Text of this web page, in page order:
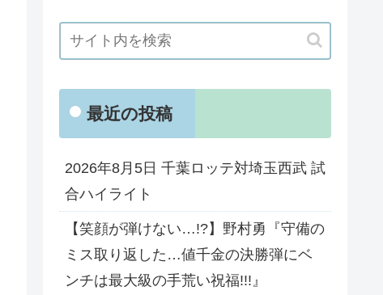
最近の投稿
2026年8月5日 千葉ロッテ対埼玉西武 試
合ハイライト
【笑顔が弾けない…!?】野村勇『守備の
ミス取り返した…値千金の決勝弾にベ
ンチは最大級の手荒い祝福!!!』